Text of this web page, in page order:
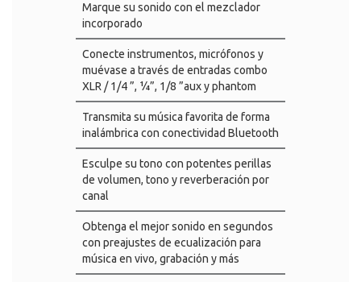
Marque su sonido con el mezclador
incorporado
Conecte instrumentos, micrófonos y
muévase a través de entradas combo
XLR / 1/4 ”, ¼”, 1/8 ”aux y phantom
Transmita su música favorita de forma
inalámbrica con conectividad Bluetooth
Esculpe su tono con potentes perillas
de volumen, tono y reverberación por
canal
Obtenga el mejor sonido en segundos
con preajustes de ecualización para
música en vivo, grabación y más